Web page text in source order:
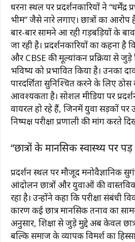
धरना स्थल पर प्रदर्शनकारियों ने
भीम” जैसे नारे लगाए। छात्रों का आरोप
बार-बार सामने आ रही गड़बड़ियों के
जा रही है। प्रदर्शनकारियों का कहना
और CBSE की मूल्यांकन प्रक्रिया से जुड़े
भविष्य को प्रभावित किया है। उनका
पारदर्शिता सुनिश्चित करने के लिए
आवश्यकता है। सोशल मीडिया पर
वायरल हो रहे हैं, जिनमें युवा सड़कों पर
निष्पक्ष परीक्षा प्रणाली की मांग करते
“छात्रों के मानसिक स्वास्थ्य पर
प्रदर्शन स्थल पर मौजूद मनोवैज्ञानिक
आंदोलन छात्रों और युवाओं की
रहा है। उन्होंने कहा कि परीक्षा संबंधी
कारण कई छात्र मानसिक तनाव का
अनुसार, शिक्षा से जुड़े मुद्दे अब केवल
बल्कि समाज के व्यापक विमर्श का